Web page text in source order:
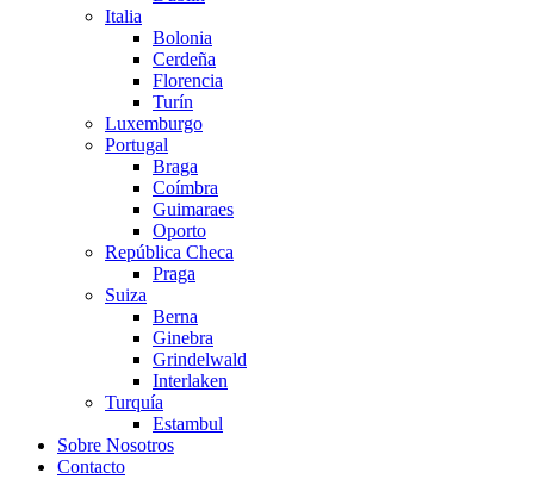
Italia
Bolonia
Cerdeña
Florencia
Turín
Luxemburgo
Portugal
Braga
Coímbra
Guimaraes
Oporto
República Checa
Praga
Suiza
Berna
Ginebra
Grindelwald
Interlaken
Turquía
Estambul
Sobre Nosotros
Contacto